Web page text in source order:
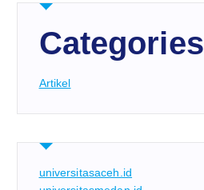
Categories
Artikel
universitasaceh.id